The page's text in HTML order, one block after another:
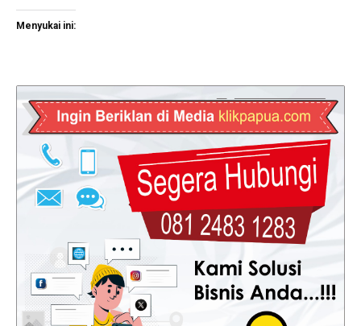
Menyukai ini: